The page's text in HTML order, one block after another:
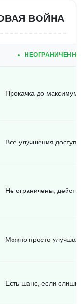
ВОЙНА
Прокачка до
Все улучшения
Не ограничены,
Можно просто
Есть шанс, если